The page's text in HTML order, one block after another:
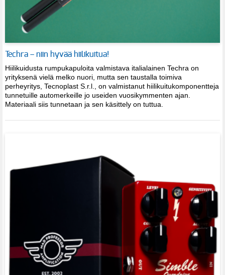
Techra – niin hyvää hiilikuitua!
Hiilikuidusta rumpukapuloita valmistava italialainen Techra on
yrityksenä vielä melko nuori, mutta sen taustalla toimiva
perheyritys, Tecnoplast S.r.l., on valmistanut hiilikuitukomponentteja
tunnetuille automerkeille jo useiden vuosikymmenten ajan.
Materiaali siis tunnetaan ja sen käsittely on tuttua.